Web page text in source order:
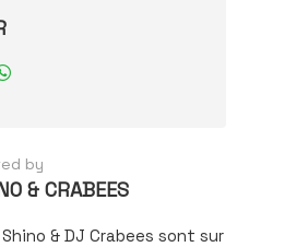
by
& CRABEES
& DJ Crabees sont sur